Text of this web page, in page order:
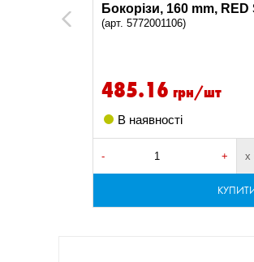
Previous
Бокорізи, 160 mm, RED
(арт. 5772001106)
485.16 грн/шт
В наявності
- + х